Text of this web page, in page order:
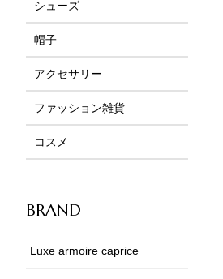
シューズ
帽子
アクセサリー
ファッション雑貨
コスメ
BRAND
Luxe armoire caprice